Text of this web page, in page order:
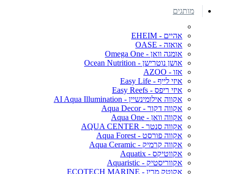
מותגים
אהיים - EHEIM
אואזה - OASE
אומגה וואן - Omega One
אושן נוטרישן - Ocean Nutrition
אזו - AZOO
איזי לייף - Easy Life
איזי ריפס - Easy Reefs
אקווה אילומינשיין - AI Aqua Illumination
אקווה דקור - Aqua Decor
אקווה וואן - Aqua One
אקווה סנטר - AQUA CENTER
אקווה פורסט - Aqua Forest
אקווה קרמיק - Aqua Ceramic
אקווטיקס - Aquatix
אקווריסטיק - Aquaristic
אקוטק מרין - ECOTECH MARINE